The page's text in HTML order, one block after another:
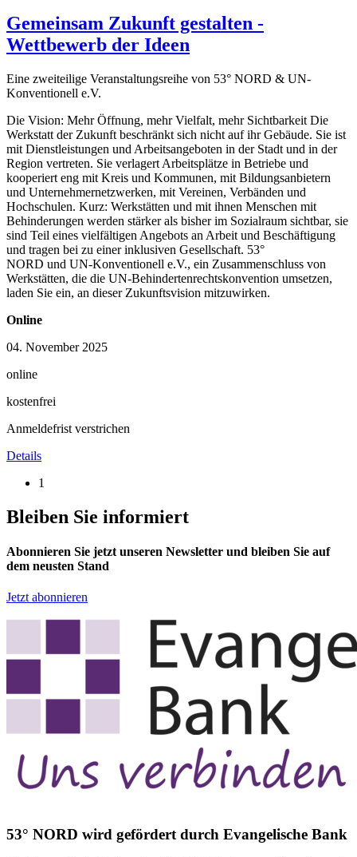
Gemeinsam Zukunft gestalten -
Wettbewerb der Ideen
Eine zweiteilige Veranstaltungsreihe von 53° NORD & UN-
Konventionell e.V.
Die Vision: Mehr Öffnung, mehr Vielfalt, mehr Sichtbarkeit Die
Werkstatt der Zukunft beschränkt sich nicht auf ihr Gebäude. Sie ist
mit Dienstleistungen und Arbeitsangeboten in der Stadt und in der
Region vertreten. Sie verlagert Arbeitsplätze in Betriebe und
kooperiert eng mit Kreis und Kommunen, mit Bildungsanbietern
und Unternehmernetzwerken, mit Vereinen, Verbänden und
Hochschulen. Kurz: Werkstätten und mit ihnen Menschen mit
Behinderungen werden stärker als bisher im Sozialraum sichtbar, sie
sind Teil eines vielfältigen Angebots an Arbeit und Beschäftigung
und tragen bei zu einer inklusiven Gesellschaft. 53°
NORD und UN-Konventionell e.V., ein Zusammenschluss von
Werkstätten, die die UN-Behindertenrechtskonvention umsetzen,
laden Sie ein, an dieser Zukunftsvision mitzuwirken.
Online
04. November 2025
online
kostenfrei
Anmeldefrist verstrichen
Details
1
Bleiben Sie informiert
Abonnieren Sie jetzt unseren Newsletter und bleiben Sie auf
dem neusten Stand
Jetzt abonnieren
53° NORD wird gefördert durch Evangelische Bank